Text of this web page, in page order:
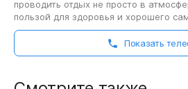
проводить отдых не просто в
пользой для здоровья и хорошего
предлагает приятно отдохнуть…
Показать